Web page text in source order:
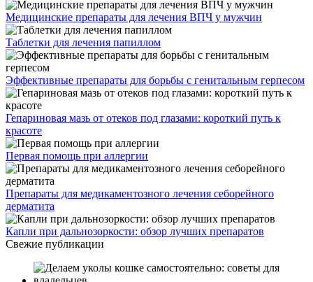
Медицинские препараты для лечения ВПЧ у мужчин
Таблетки для лечения папиллом
Эффективные препараты для борьбы с генитальным герпесом
Гепариновая мазь от отеков под глазами: короткий путь к
красоте
Первая помощь при аллергии
Препараты для медикаментозного лечения себорейного
дерматита
Капли при дальнозоркости: обзор лучших препаратов
Свежие публикации